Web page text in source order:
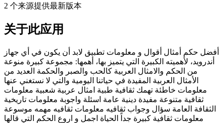
2 个来源提供最新版本
关于此应用
أفضل حكم أمثال أقوال و معلومات تطبيق لابد أن يكون في أي جهاز
أندرويد، لأهميته الكبيرة التي يتميز بها، أهمها: مجموعة كبيرة منوعة
من الحكم والامثال العربية كالحب والصبر والحكمة العديد من
الأمثال العربية المفيدة في حياتنا اليومية والتي لا نستغني عنها
معلومات خاطئة تهمك ثقافية طبية امثال عربية شعبية معلومات
ثقافية متنوعة مفيدة دينية عامة اسئلة واجوبة معلومات تاريخية
الثقافة العامة سؤال وجواب ثقافيه معلومات ثقافيه مهمه موسوعة
معلومات ثقافية كبيرة جداً الحياة اجمل و اروع الحكم التي قالها